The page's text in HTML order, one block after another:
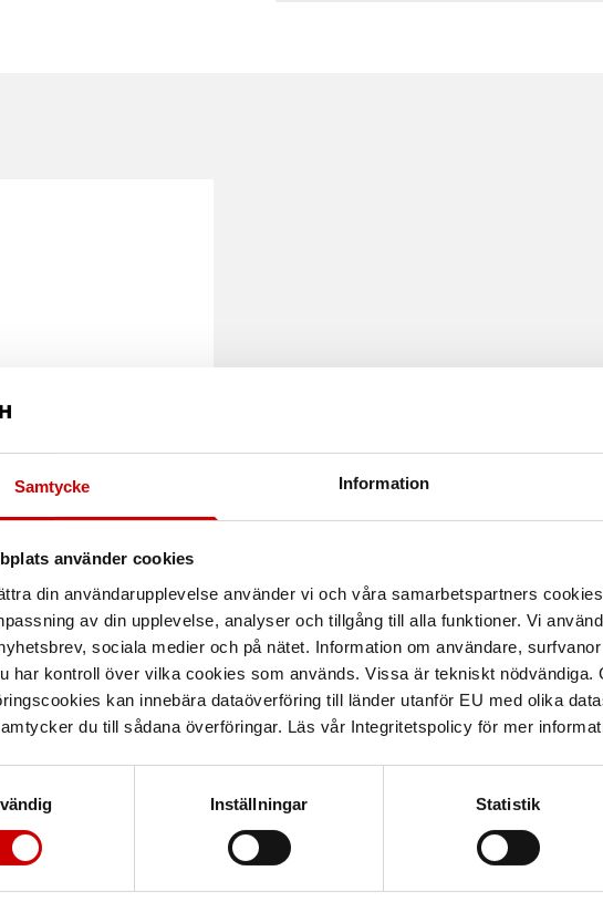
Samtycke Information
använder cookies
din användarupplevelse använder vi och våra samarbetspartners
av din upplevelse, analyser och tillgång till alla funktioner. Vi
sociala medier och på nätet. Information om användare,
har kontroll över vilka cookies som används. Vissa är tekniskt nödvändiga.
kan innebära dataöverföring till länder utanför EU med olika
du till sådana överföringar. Läs vår Integritetspolicy för mer
Inställningar Statistik
VÄSKA 4.4.2. SVART
Finns i lager (4 st)
vardagar
LOGGA IN
4.4.2 väskor.
Teknisk data